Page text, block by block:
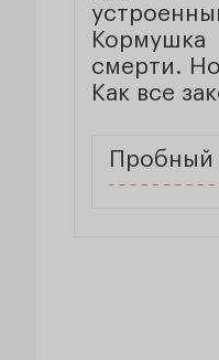
смерти.
Как все
Пробный